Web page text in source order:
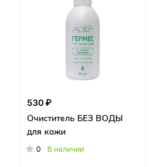
530 ₽
Очиститель БЕЗ ВОДЫ
для кожи
0 В наличии